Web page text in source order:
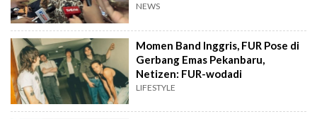
NEWS
Momen Band Inggris, FUR Pose di
Gerbang Emas Pekanbaru,
Netizen: FUR-wodadi
LIFESTYLE